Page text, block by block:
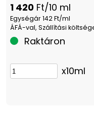
1 420 Ft/10 ml
Egységár 142 Ft/ml
ÁFÁ-val, Szállítási
Raktáron
x10ml